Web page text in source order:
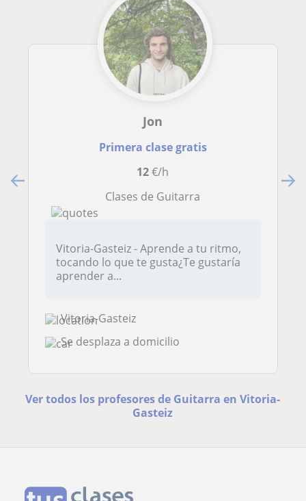
Jon
Primera clase gratis
12€/h
Clases de Guitarra
Vitoria-Gasteiz - Aprende a tu ritmo,
tocando lo que te gusta¿Te gustaría
aprender a...
Vitoria-Gasteiz
Se desplaza a domicilio
Ver todos los profesores de Guitarra en Vitoria-
Gasteiz